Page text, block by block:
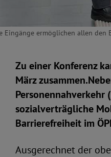
Eingänge ermöglichen allen den
Zu einer Konferenz
März
Personennahverkehr
sozialverträgliche
Barrierefreiheit im
Ausgerechnet der